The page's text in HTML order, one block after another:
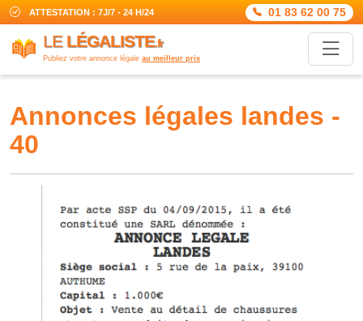
ATTESTATION : 7J/7 - 24 H/24 01 83 62 00 75
LE LÉGALISTE.fr
Publiez votre annonce légale au meilleur prix
annonces légales landes -
40